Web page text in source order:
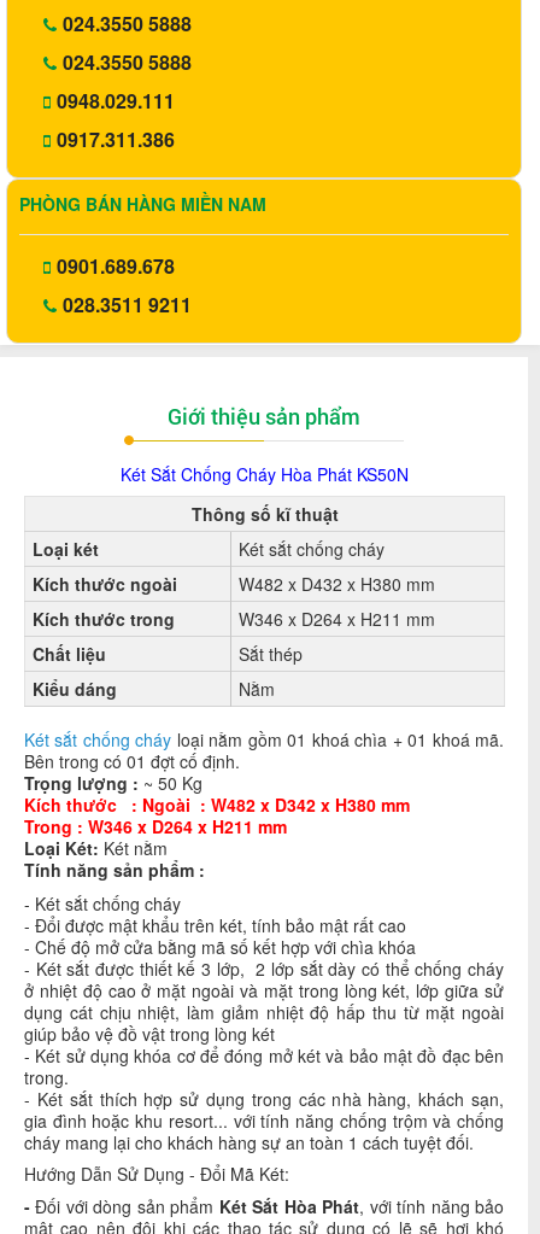
024.3550 5888
024.3550 5888
0948.029.111
0917.311.386
PHÒNG BÁN HÀNG MIỀN NAM
0901.689.678
028.3511 9211
Giới thiệu sản phẩm
Két Sắt Chống Cháy Hòa Phát KS50N
Thông số kĩ thuật
Loại két
Két sắt chống cháy
Kích thước ngoài
W482 x D432 x H380 mm
Kích thước trong
W346 x D264 x H211 mm
Chất liệu
Sắt thép
Kiểu dáng
Nằm
Két sắt chống cháy loại nằm gồm 01 khoá chìa + 01 khoá mã.
Bên trong có 01 đợt cố định.
Trọng lượng : ~ 50 Kg
Kích thước : Ngoài : W482 x D342 x H380 mm
Trong : W346 x D264 x H211 mm
Loại Két: Két nằm
Tính năng sản phẩm :
- Két sắt chống cháy
- Đổi được mật khẩu trên két, tính bảo mật rất cao
- Chế độ mở cửa bằng mã số kết hợp với chìa khóa
- Két sắt được thiết kế 3 lớp, 2 lớp sắt dày có thể chống cháy
ở nhiệt độ cao ở mặt ngoài và mặt trong lòng két, lớp giữa sử
dụng cát chịu nhiệt, làm giảm nhiệt độ hấp thu từ mặt ngoài
giúp bảo vệ đồ vật trong lòng két
- Két sử dụng khóa cơ để đóng mở két và bảo mật đồ đạc bên
trong.
- Két sắt thích hợp sử dụng trong các nhà hàng, khách sạn,
gia đình hoặc khu resort... với tính năng chống trộm và chống
cháy mang lại cho khách hàng sự an toàn 1 cách tuyệt đối.
Hướng Dẫn Sử Dụng - Đổi Mã Két:
-Đối với dòng sản phẩm Két Sắt Hòa Phát, với tính năng bảo
mật cao nên đôi khi các thao tác sử dụng có lẽ sẽ hơi khó